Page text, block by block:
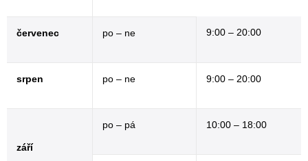
červenec po – ne 9:00 – 20:00
srpen po – ne 9:00 – 20:00
září
po – pá 10:00 – 18:00